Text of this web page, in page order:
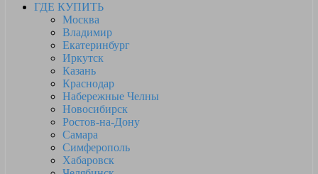
ГДЕ КУПИТЬ
Москва
Владимир
Екатеринбург
Иркутск
Казань
Краснодар
Набережные Челны
Новосибирск
Ростов-на-Дону
Самара
Симферополь
Хабаровск